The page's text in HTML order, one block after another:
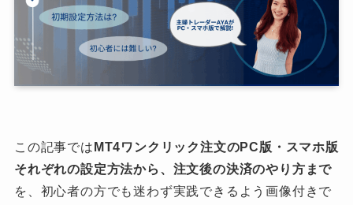
この記事では MT4ワンクリック注文のPC版・スマホ版
それぞれの設定方法から、注文後の決済のやり方まで
を、初心者の方でも迷わず実践できるよう画像付きで